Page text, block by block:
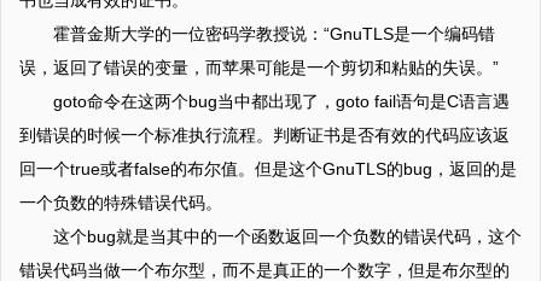
霍普金斯大学的一位密码学教授说：“GnuTLS是一个编码错
误，返回了错误的变量，而苹果可能是一个剪切和粘贴的失误。”
goto命令在这两个bug当中都出现了，goto fail语句是C语言遇
到错误的时候一个标准执行流程。判断证书是否有效的代码应该返
回一个true或者false的布尔值。但是这个GnuTLS的bug，返回的是
一个负数的特殊错误代码。
这个bug就是当其中的一个函数返回一个负数的错误代码，这个
错误代码当做一个布尔型，而不是真正的一个数字，但是布尔型的